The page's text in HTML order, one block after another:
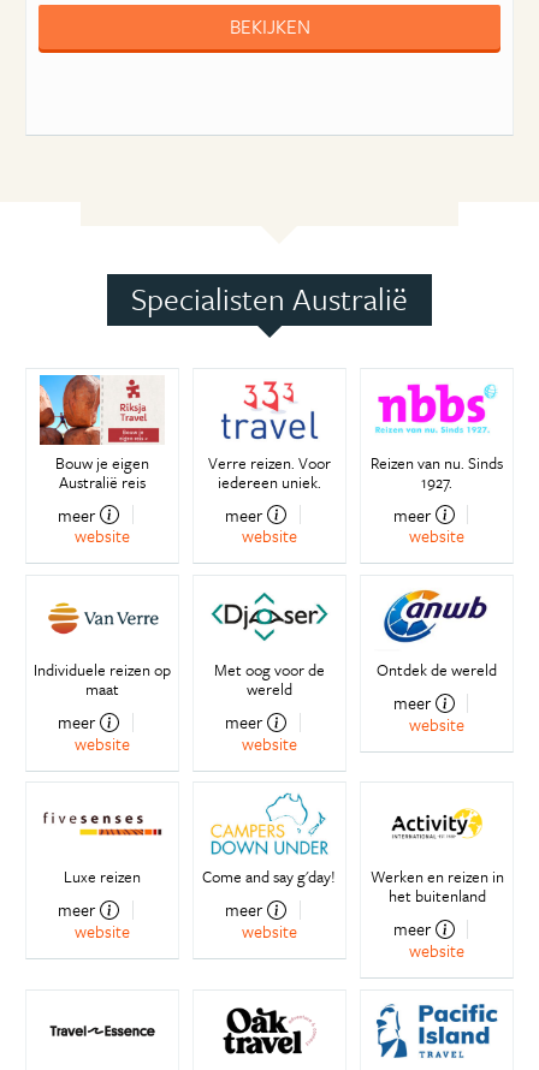
BEKIJKEN
Specialisten Australië
Bouw je eigen
Australië reis
meer
website
Verre reizen. Voor
iedereen uniek.
meer
website
Reizen van nu. Sinds
1927.
meer
website
Individuele reizen op
maat
meer
website
Met oog voor de
wereld
meer
website
Ontdek de wereld
meer
website
Luxe reizen
meer
website
Come and say g'day!
meer
website
Werken en reizen in
het buitenland
meer
website